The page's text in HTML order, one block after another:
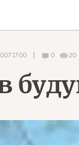
17:00 0 20